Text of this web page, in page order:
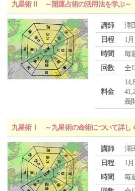
九星術Ⅱ ～開運占術の活用法を学ぶ～
講師
澤
日程
1
時間
毎
回数
全
料金
義
九星術Ⅰ ～九星術の命術について詳し
講師
澤
日程
1
時間
毎